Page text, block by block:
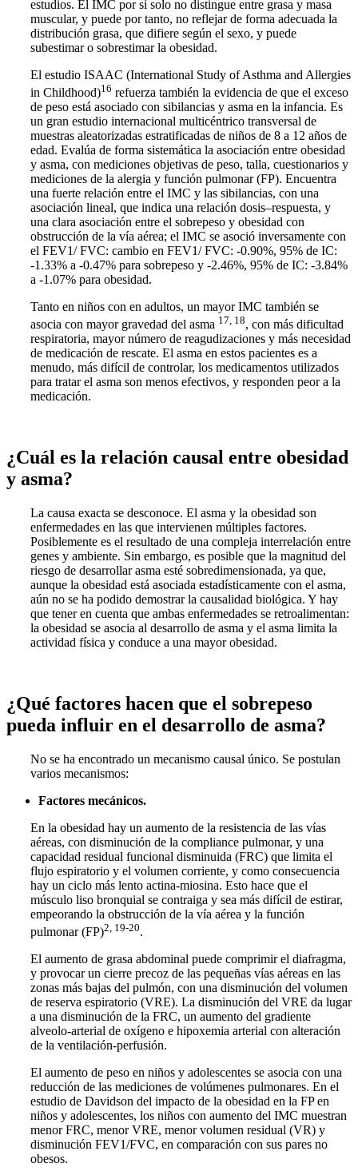
estudios. El IMC por sí solo no distingue entre grasa y masa
muscular, y puede por tanto, no reflejar de forma adecuada la
distribución grasa, que difiere según el sexo, y puede
subestimar o sobrestimar la obesidad.
El estudio ISAAC (International Study of Asthma and Allergies
in Childhood)16 refuerza también la evidencia de que el exceso
de peso está asociado con sibilancias y asma en la infancia. Es
un gran estudio internacional multicéntrico transversal de
muestras aleatorizadas estratificadas de niños de 8 a 12 años de
edad. Evalúa de forma sistemática la asociación entre obesidad
y asma, con mediciones objetivas de peso, talla, cuestionarios y
mediciones de la alergia y función pulmonar (FP). Encuentra
una fuerte relación entre el IMC y las sibilancias, con una
asociación lineal, que indica una relación dosis–respuesta, y
una clara asociación entre el sobrepeso y obesidad con
obstrucción de la vía aérea; el IMC se asoció inversamente con
el FEV1/ FVC: cambio en FEV1/ FVC: -0.90%, 95% de IC:
-1.33% a -0.47% para sobrepeso y -2.46%, 95% de IC: -3.84%
a -1.07% para obesidad.
Tanto en niños con en adultos, un mayor IMC también se
asocia con mayor gravedad del asma 17, 18, con más dificultad
respiratoria, mayor número de reagudizaciones y más necesidad
de medicación de rescate. El asma en estos pacientes es a
menudo, más difícil de controlar, los medicamentos utilizados
para tratar el asma son menos efectivos, y responden peor a la
medicación.
¿Cuál es la relación causal entre obesidad
y asma?
La causa exacta se desconoce. El asma y la obesidad son
enfermedades en las que intervienen múltiples factores.
Posiblemente es el resultado de una compleja interrelación entre
genes y ambiente. Sin embargo, es posible que la magnitud del
riesgo de desarrollar asma esté sobredimensionada, ya que,
aunque la obesidad está asociada estadísticamente con el asma,
aún no se ha podido demostrar la causalidad biológica. Y hay
que tener en cuenta que ambas enfermedades se retroalimentan:
la obesidad se asocia al desarrollo de asma y el asma limita la
actividad física y conduce a una mayor obesidad.
¿Qué factores hacen que el sobrepeso
pueda influir en el desarrollo de asma?
No se ha encontrado un mecanismo causal único. Se postulan
varios mecanismos:
Factores mecánicos.
En la obesidad hay un aumento de la resistencia de las vías
aéreas, con disminución de la compliance pulmonar, y una
capacidad residual funcional disminuida (FRC) que limita el
flujo espiratorio y el volumen corriente, y como consecuencia
hay un ciclo más lento actina-miosina. Esto hace que el
músculo liso bronquial se contraiga y sea más difícil de estirar,
empeorando la obstrucción de la vía aérea y la función
pulmonar (FP)2, 19-20.
El aumento de grasa abdominal puede comprimir el diafragma,
y provocar un cierre precoz de las pequeñas vías aéreas en las
zonas más bajas del pulmón, con una disminución del volumen
de reserva espiratorio (VRE). La disminución del VRE da lugar
a una disminución de la FRC, un aumento del gradiente
alveolo-arterial de oxígeno e hipoxemia arterial con alteración
de la ventilación-perfusión.
El aumento de peso en niños y adolescentes se asocia con una
reducción de las mediciones de volúmenes pulmonares. En el
estudio de Davidson del impacto de la obesidad en la FP en
niños y adolescentes, los niños con aumento del IMC muestran
menor FRC, menor VRE, menor volumen residual (VR) y
disminución FEV1/FVC, en comparación con sus pares no
obesos.